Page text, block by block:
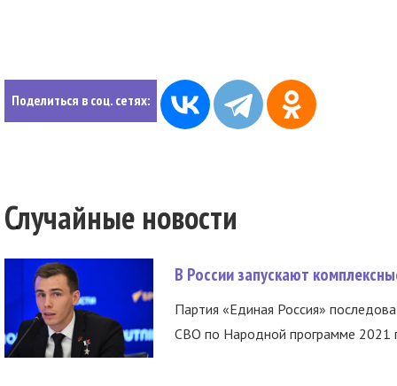
Поделиться в соц. сетях:
Случайные новости
В России запускают
Партия «Единая Россия»
СВО по Народной программе 2021